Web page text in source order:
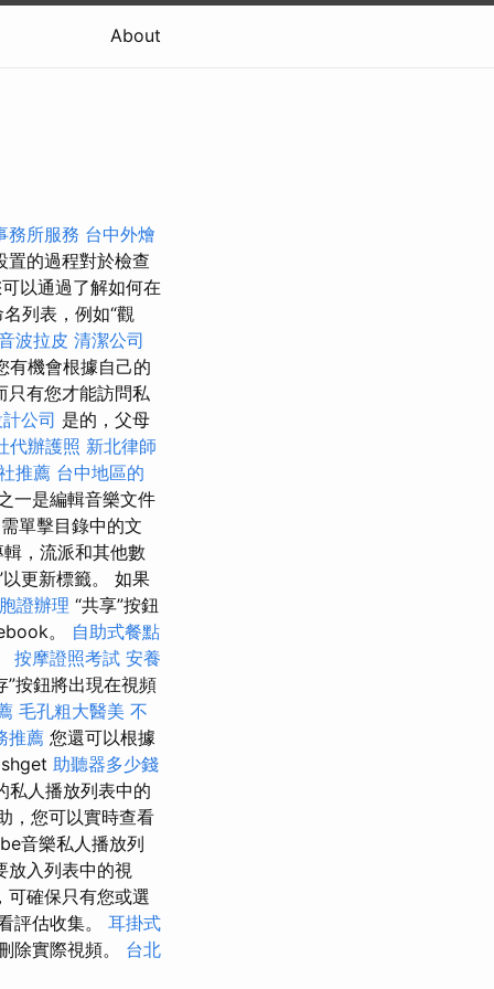
About
務所服務 台中外燴
置的過程對於檢查
以通過了解如何在
列表，例如“觀
波拉皮 清潔公司
有機會根據自己的
只有您才能訪問私
公司 是的，父母
代辦護照 新北律師
推薦 台中地區的
一是編輯音樂文件
單擊目錄中的文
，流派和其他數
更新標籤。 如果
證辦理 “共享”按鈕
。
自助式餐點
按摩證照考試 安養
按鈕將出現在視頻
毛孔粗大醫美 不
推薦 您還可以根據
助聽器多少錢
私人播放列表中的
，您可以實時查看
音樂私人播放列
放入列表中的視
可確保只有您或選
評估收集。 耳掛式
除實際視頻。 台北